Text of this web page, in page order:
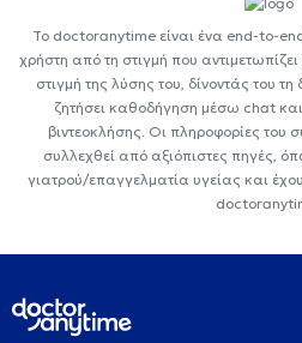
Το doctoranytime είναι ένα end-to-
χρήστη από τη στιγμή που
στιγμή της λύσης του, δίνοντάς του τη
ζητήσει καθοδήγηση μέσω chat
βιντεοκλήσης. Οι πληροφορίες του
συλλεχθεί από αξιόπιστες πηγές,
γιατρού/επαγγελματία υγείας και